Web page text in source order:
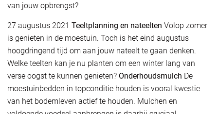
van jouw opbrengst?
27 augustus 2021 Teeltplanning en nateelten Volop zomer
is genieten in de moestuin. Toch is het eind augustus
hoogdringend tijd om aan jouw nateelt te gaan denken.
Welke teelten kan je nu planten om een winter lang van
verse oogst te kunnen genieten? Onderhoudsmulch De
moestuinbedden in topconditie houden is vooral kwestie
van het bodemleven actief te houden. Mulchen en